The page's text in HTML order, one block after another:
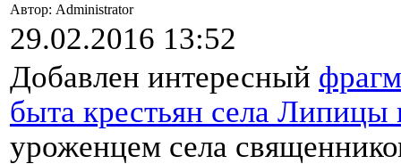
Автор: Administrator
29.02.2016 13:52
Добавлен интересный
быта крестьян села Липицы
уроженцем села